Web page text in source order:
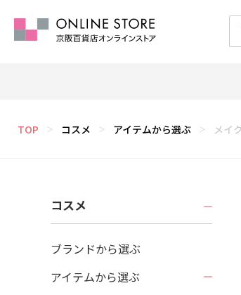
TOP ＞ コスメ ＞ アイテムから選ぶ ＞ メイ
コスメ
ブランドから選ぶ
アイテムから選ぶ